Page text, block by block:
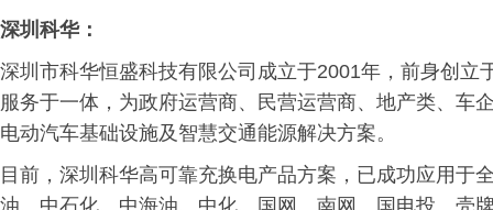
深圳科华：
深圳市科华恒盛科技有限公司成立于2001年，前身创
服务于一体，为政府运营商、民营运营商、地产类、车
电动汽车基础设施及智慧交通能源解决方案。
目前，深圳科华高可靠充换电产品方案，已成功应用于
油、中石化、中海油、中化、国网、南网、国电投、壳